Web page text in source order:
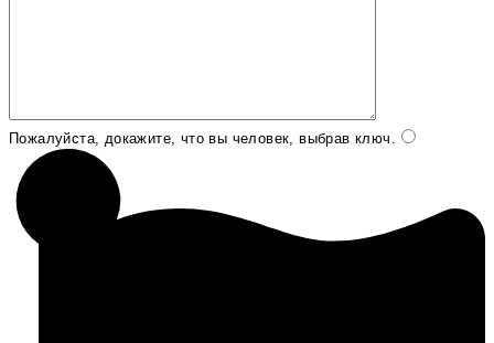
Пожалуйста, докажите, что вы человек, выбрав ключ .